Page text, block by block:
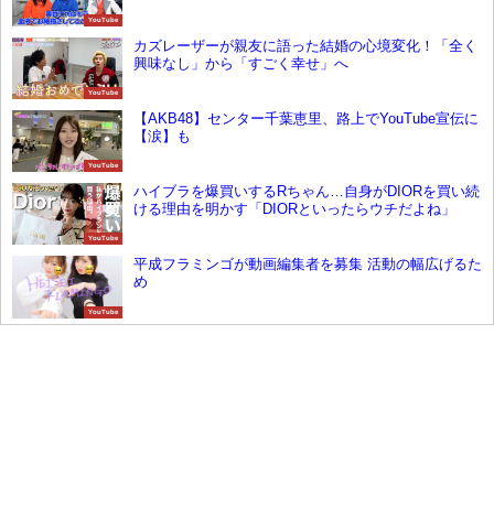
YouTube
YouTube
カズレーザーが親友に語った結婚の心境変化！「全く
興味なし」から「すごく幸せ」へ
YouTube
【AKB48】センター千葉恵里、路上でYouTube宣伝に
【涙】も
YouTube
ハイブラを爆買いするRちゃん…自身がDIORを買い続
ける理由を明かす「DIORといったらウチだよね」
YouTube
平成フラミンゴが動画編集者を募集 活動の幅広げるた
め